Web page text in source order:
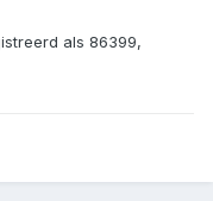
als 86399,